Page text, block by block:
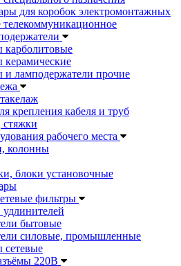
для коробок электромонтажных
карболитовые
и ламподержатели прочие
крепления кабеля и труб
рабочего места
колонны
блоки установочные
фильтры
бытовые
силовые, промышленные
сетевые
220В